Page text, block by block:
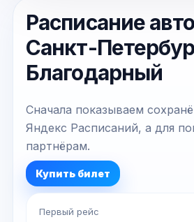
Расписание
Санкт-
Благодарный
Сначала показываем
Яндекс Расписаний, а для
партнёрам.
Купить билет
Первый рейс